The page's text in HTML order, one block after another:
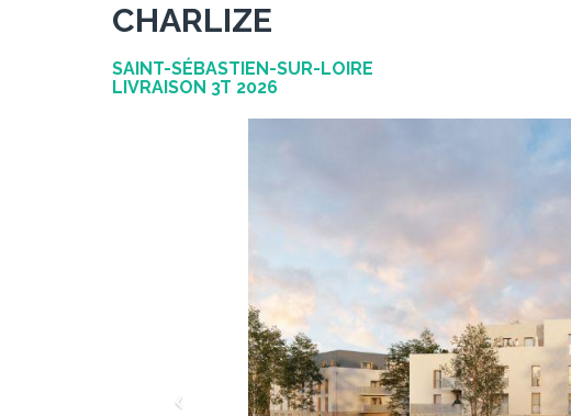
CHARLIZE
SAINT-SÉBASTIEN-SUR-LOIRE
LIVRAISON 3T 2026
Précédent